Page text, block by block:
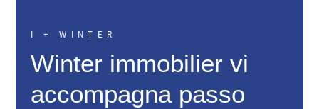
I + WINTER
Winter immobilier vi
accompagna passo